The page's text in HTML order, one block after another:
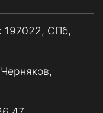
197022, СПб,